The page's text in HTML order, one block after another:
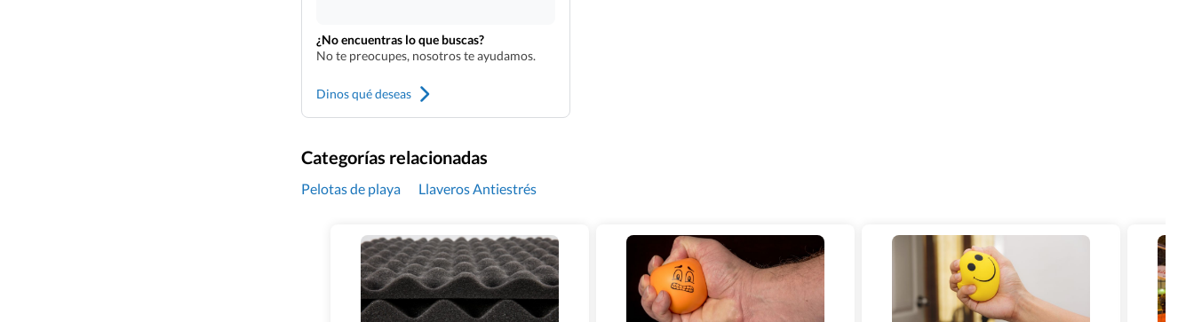
¿No encuentras lo que buscas?
No te preocupes, nosotros te ayudamos.
Dinos qué deseas
Categorías relacionadas
Pelotas de playa Llaveros Antiestrés